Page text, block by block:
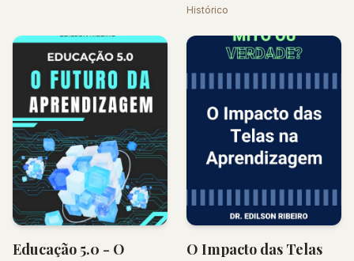
Histórico
Educação 5.0 - O
O Impacto das Telas